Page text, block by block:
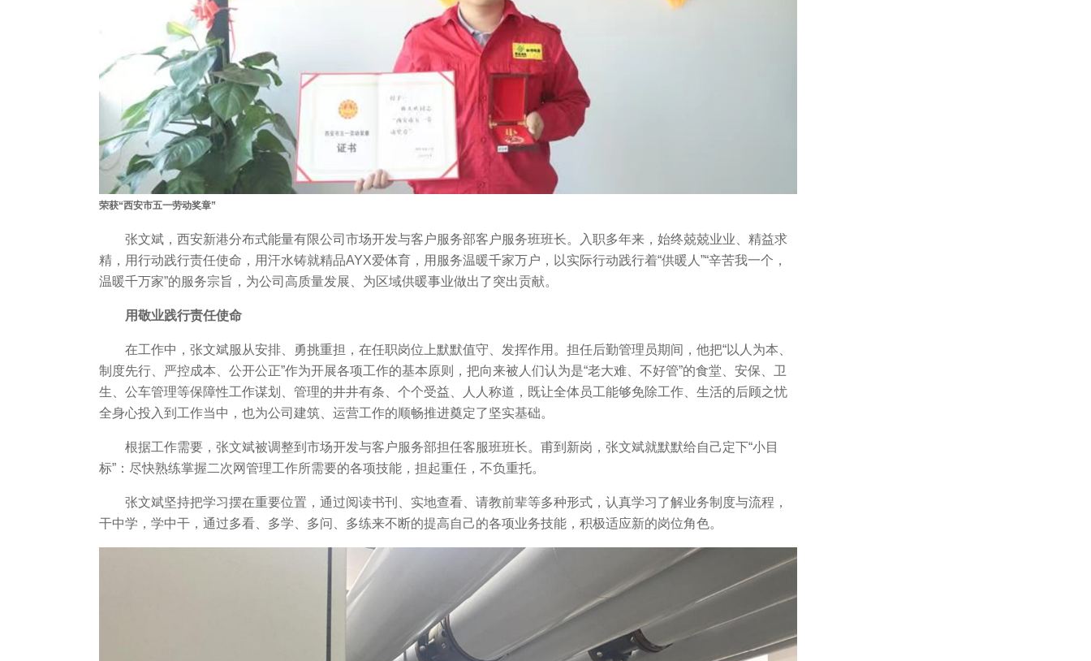
荣获“西安市五一劳动奖章”
张文斌，西安新港分布式能量有限公司市场开发与客户服务部客户服务班班长。入职多年来，始终兢兢业业、精益求
精，用行动践行责任使命，用汗水铸就精品AYX爱体育，用服务温暖千家万户，以实际行动践行着“供暖人”“辛苦我一个，
温暖千万家”的服务宗旨，为公司高质量发展、为区域供暖事业做出了突出贡献。
用敬业践行责任使命
在工作中，张文斌服从安排、勇挑重担，在任职岗位上默默值守、发挥作用。担任后勤管理员期间，他把“以人为本、
制度先行、严控成本、公开公正”作为开展各项工作的基本原则，把向来被人们认为是“老大难、不好管”的食堂、安保、卫
生、公车管理等保障性工作谋划、管理的井井有条、个个受益、人人称道，既让全体员工能够免除工作、生活的后顾之忧
全身心投入到工作当中，也为公司建筑、运营工作的顺畅推进奠定了坚实基础。
根据工作需要，张文斌被调整到市场开发与客户服务部担任客服班班长。甫到新岗，张文斌就默默给自己定下“小目
标”：尽快熟练掌握二次网管理工作所需要的各项技能，担起重任，不负重托。
张文斌坚持把学习摆在重要位置，通过阅读书刊、实地查看、请教前辈等多种形式，认真学习了解业务制度与流程，
干中学，学中干，通过多看、多学、多问、多练来不断的提高自己的各项业务技能，积极适应新的岗位角色。